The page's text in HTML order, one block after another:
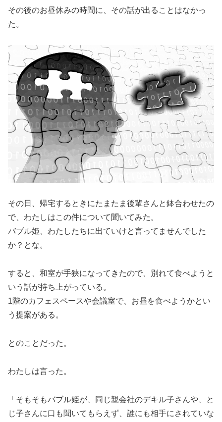
その後のお昼休みの時間に、その話が出ることはなかっ
た。
その日、帰宅するときにたまたま後輩さんと鉢合わせたの
で、わたしはこの件について聞いてみた。
バブル姫、わたしたちに出ていけと言ってませんでした
か？とな。
すると、和室が手狭になってきたので、別れて食べようと
いう話が持ち上がっている。
1階のカフェスペースや会議室で、お昼を食べようかとい
う提案がある。
とのことだった。
わたしは言った。
「そもそもバブル姫が、同じ親会社のデキル子さんや、と
じ子さんに口も聞いてもらえず、誰にも相手にされていな